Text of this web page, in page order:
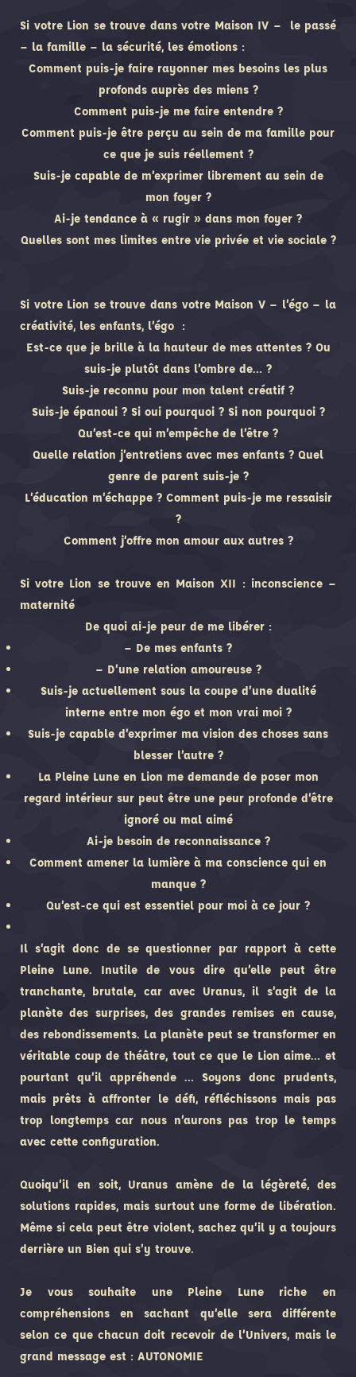
Si votre Lion se trouve dans votre Maison IV – le passé
– la famille – la sécurité, les émotions :
Comment puis-je faire rayonner mes besoins les plus
profonds auprès des miens ?
Comment puis-je me faire entendre ?
Comment puis-je être perçu au sein de ma famille pour
ce que je suis réellement ?
Suis-je capable de m’exprimer librement au sein de
mon foyer ?
Ai-je tendance à « rugir » dans mon foyer ?
Quelles sont mes limites entre vie privée et vie sociale ?
Si votre Lion se trouve dans votre Maison V – l’égo – la
créativité, les enfants, l’égo :
Est-ce que je brille à la hauteur de mes attentes ? Ou
suis-je plutôt dans l’ombre de… ?
Suis-je reconnu pour mon talent créatif ?
Suis-je épanoui ? Si oui pourquoi ? Si non pourquoi ?
Qu’est-ce qui m’empêche de l’être ?
Quelle relation j’entretiens avec mes enfants ? Quel
genre de parent suis-je ?
L’éducation m’échappe ? Comment puis-je me ressaisir
?
Comment j’offre mon amour aux autres ?
Si votre Lion se trouve en Maison XII : inconscience –
maternité
De quoi ai-je peur de me libérer :
– De mes enfants ?
– D’une relation amoureuse ?
Suis-je actuellement sous la coupe d’une dualité
interne entre mon égo et mon vrai moi ?
Suis-je capable d’exprimer ma vision des choses sans
blesser l’autre ?
La Pleine Lune en Lion me demande de poser mon
regard intérieur sur peut être une peur profonde d’être
ignoré ou mal aimé
Ai-je besoin de reconnaissance ?
Comment amener la lumière à ma conscience qui en
manque ?
Qu’est-ce qui est essentiel pour moi à ce jour ?
Il s’agit donc de se questionner par rapport à cette
Pleine Lune. Inutile de vous dire qu’elle peut être
tranchante, brutale, car avec Uranus, il s’agit de la
planète des surprises, des grandes remises en cause,
des rebondissements. La planète peut se transformer en
véritable coup de théâtre, tout ce que le Lion aime… et
pourtant qu’il appréhende … Soyons donc prudents,
mais prêts à affronter le défi, réfléchissons mais pas
trop longtemps car nous n’aurons pas trop le temps
avec cette configuration.
Quoiqu’il en soit, Uranus amène de la légèreté, des
solutions rapides, mais surtout une forme de libération.
Même si cela peut être violent, sachez qu’il y a toujours
derrière un Bien qui s’y trouve.
Je vous souhaite une Pleine Lune riche en
compréhensions en sachant qu’elle sera différente
selon ce que chacun doit recevoir de l’Univers, mais le
grand message est : AUTONOMIE